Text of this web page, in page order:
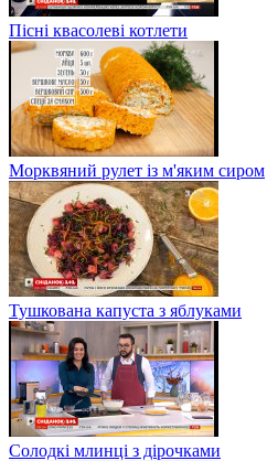
Пісні квасолеві котлети
Морквяний рулет із м'яким сиром
Тушкована капуста з яблуками
Солодкі млинці з дірочками